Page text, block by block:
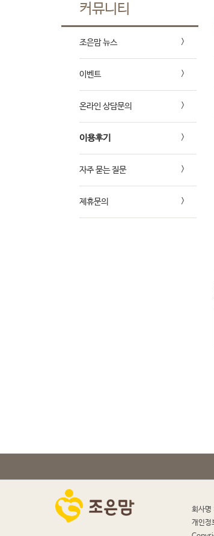
커뮤니티
조은맘 뉴스
이벤트
온라인 상담문의
이용후기
자주 묻는 질문
제휴문의
회사명
개인정